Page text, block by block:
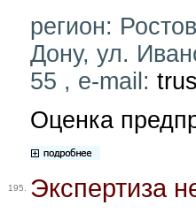
регион:
Дону, ул.
55 , e-mail:
Оценка
195. Экспертиза